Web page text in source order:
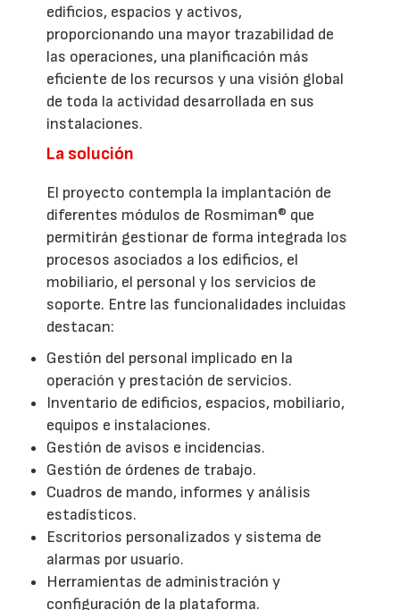
edificios, espacios y activos,
proporcionando una mayor trazabilidad de
las operaciones, una planificación más
eficiente de los recursos y una visión global
de toda la actividad desarrollada en sus
instalaciones.
La solución
El proyecto contempla la implantación de
diferentes módulos de Rosmiman® que
permitirán gestionar de forma integrada los
procesos asociados a los edificios, el
mobiliario, el personal y los servicios de
soporte. Entre las funcionalidades incluidas
destacan:
Gestión del personal implicado en la
operación y prestación de servicios.
Inventario de edificios, espacios, mobiliario,
equipos e instalaciones.
Gestión de avisos e incidencias.
Gestión de órdenes de trabajo.
Cuadros de mando, informes y análisis
estadísticos.
Escritorios personalizados y sistema de
alarmas por usuario.
Herramientas de administración y
configuración de la plataforma.